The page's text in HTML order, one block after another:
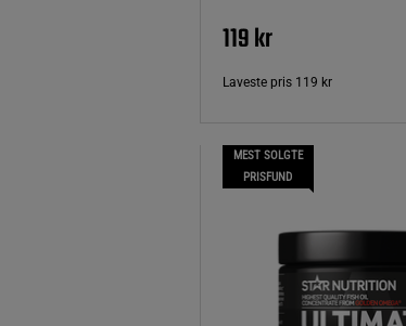
119 kr
Laveste pris 119 kr
MEST SOLGTE
PRISFUND